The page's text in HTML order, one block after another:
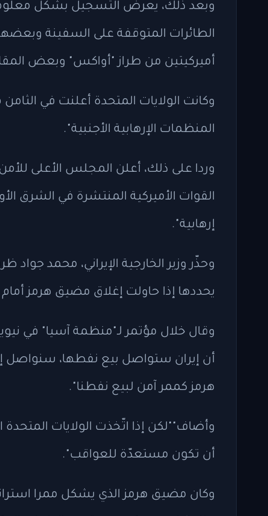
وبعد ذلك، يعرض التسجيل بشكل
الطائرات المتوقفة على السفينة
أميركيتين من طراز "أواكس" وبعض
وكانت الولايات المتحدة أعلنت في
المنظمات الإرهابية الأجنبية".
وردا على ذلك، أعلن المجلس الأعلى
القوات الأميركية المنتشرة في الشرق
إرهابية".
وحذّر وزير الخارجية الإيراني، محمد جواد
يحددها إذا حاولت إغلاق مضيق هرمز
وقال خلال مؤتمر لـ"منظمة آسيا" في
أن إيران ستواصل بيع نفطها،
هرمز كممر آمن لبيع نفطنا".
وأضاف""لكن إذا اتّخذت الولايات المتحدة
أن تكون مستعدّة للعواقب".
وكان مضيق هرمز الذي يشكل ممرا